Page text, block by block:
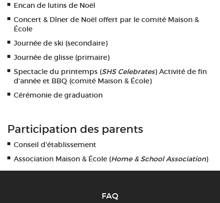
Encan de lutins de Noël
Concert & Dîner de Noël offert par le comité Maison &
École
Journée de ski (secondaire)
Journée de glisse (primaire)
Spectacle du printemps (SHS Celebrates) Activité de fin
d'année et BBQ (comité Maison & École)
Cérémonie de graduation
Participation des parents
Conseil d'établissement
Association Maison & École (Home & School Association)
FAQ